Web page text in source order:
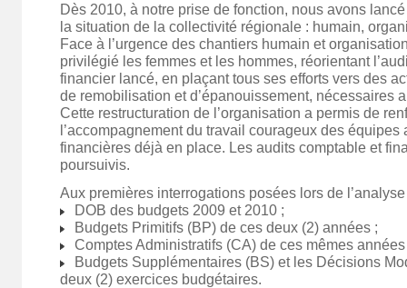
Dès 2010, à notre prise de fonction, nous avons
la situation de la collectivité régionale : humain,
Face à l’urgence des chantiers humain et
privilégié les femmes et les hommes, réorientant
financier lancé, en plaçant tous ses efforts vers des
de remobilisation et d’épanouissement, nécessaires
Cette restructuration de l’organisation a permis de
l’accompagnement du travail courageux des équipes
financières déjà en place. Les audits comptable et
poursuivis.
Aux premières interrogations posées lors de
DOB des budgets 2009 et 2010 ;
Budgets Primitifs (BP) de ces deux (2) années ;
Comptes Administratifs (CA) de ces mêmes
Budgets Supplémentaires (BS) et les Décisions
deux (2) exercices budgétaires.